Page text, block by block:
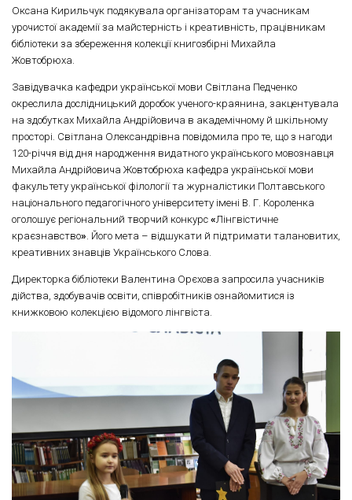
Оксана Кирильчук подякувала організаторам та учасникам
урочистої академії за майстерність і креативність, працівникам
бібліотеки за збереження колекції книгозбірні Михайла
Жовтобрюха.
Завідувачка кафедри української мови Світлана Педченко
окреслила дослідницький доробок ученого-краянина, закцентувала
на здобутках Михайла Андрійовича в академічному й шкільному
просторі. Світлана Олександрівна повідомила про те, що з нагоди
120-річчя від дня народження видатного українського мовознавця
Михайла Андрійовича Жовтобрюха кафедра української мови
факультету української філології та журналістики Полтавського
національного педагогічного університету імені В. Г. Короленка
оголошує регіональний творчий конкурс «Лінгвістичне
краєзнавство». Його мета – відшукати й підтримати талановитих,
креативних знавців Українського Слова.
Директорка бібліотеки Валентина Орєхова запросила учасників
дійства, здобувачів освіти, співробітників ознайомитися із
книжковою колекцією відомого лінгвіста.